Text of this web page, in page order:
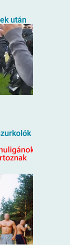
után